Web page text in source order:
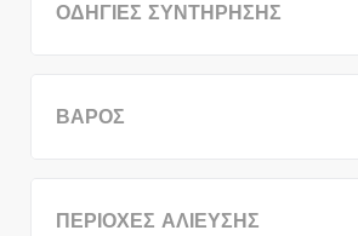
ΟΔΗΓΙΕΣ ΣΥΝΤΗΡΗΣΗΣ
ΒΑΡΟΣ
ΠΕΡΙΟΧΕΣ ΑΛΙΕΥΣΗΣ